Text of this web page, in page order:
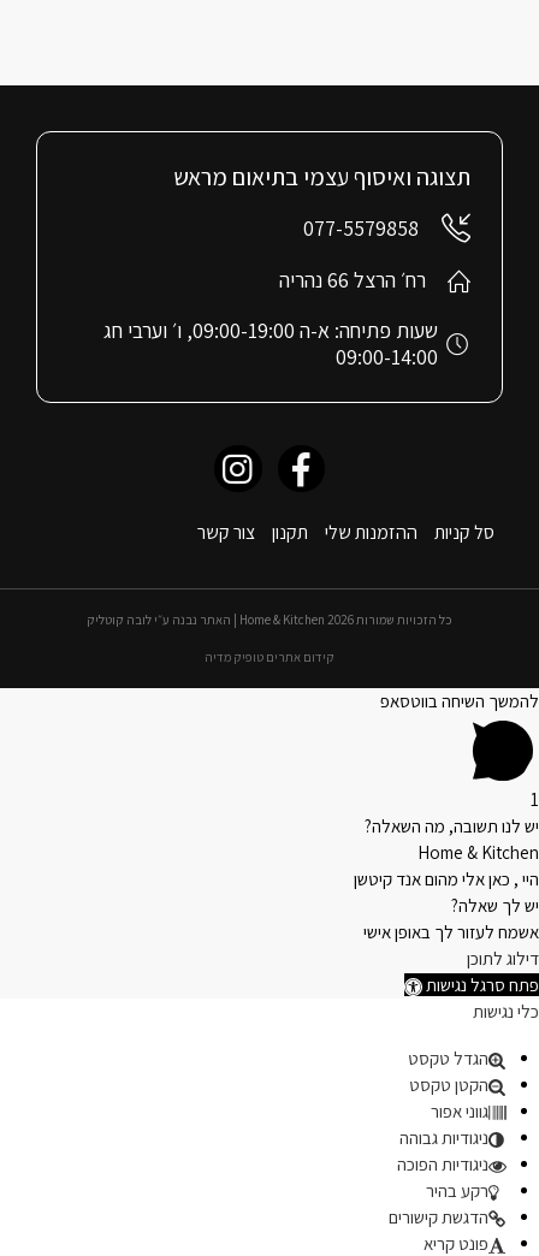
סל קניות ההזמנות שלי תקנון צור קשר
תצוגה ואיסוף עצמי בתיאום מראש
077-5579858
רח׳ הרצל 66 נהריה
שעות פתיחה: א-ה 09:00-19:00, ו׳ וערבי חג
09:00-14:00
כל הזכויות שמורות 2026 Home & Kitchen | האתר נבנה ע״י לובה קוטליק
קידום אתרים טופיק מדיה
להמשך השיחה בווטסאפ
1
יש לנו תשובה, מה השאלה?
Home & Kitchen
היי , כאן אלי מהום אנד קיטשן
יש לך שאלה?
אשמח לעזור לך באופן אישי
דילוג לתוכן
פתח סרגל נגישות
כלי נגישות
הגדל טקסט
הקטן טקסט
גווני אפור
ניגודיות גבוהה
ניגודיות הפוכה
רקע בהיר
הדגשת קישורים
פונט קריא